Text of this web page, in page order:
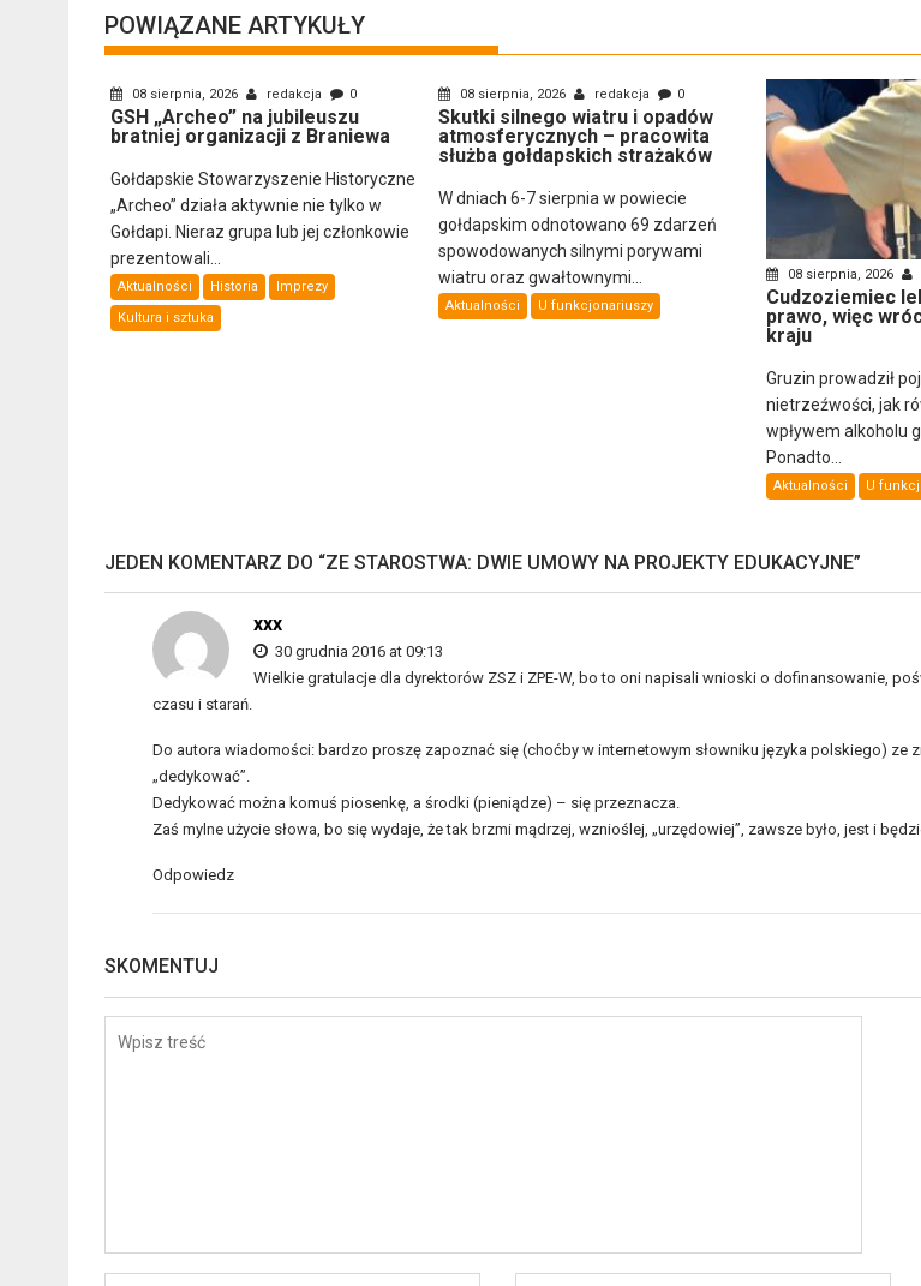
POWIĄZANE ARTYKUŁY
08 sierpnia, 2026 redakcja 0
GSH „Archeo” na jubileuszu
bratniej organizacji z Braniewa
Gołdapskie Stowarzyszenie Historyczne
„Archeo” działa aktywnie nie tylko w
Gołdapi. Nieraz grupa lub jej członkowie
prezentowali...
Aktualności Historia
Imprezy
Kultura i sztuka
08 sierpnia, 2026 redakcja 0
Skutki silnego wiatru i opadów
atmosferycznych – pracowita
służba gołdapskich strażaków
W dniach 6-7 sierpnia w powiecie
gołdapskim odnotowano 69 zdarzeń
spowodowanych silnymi porywami
wiatru oraz gwałtownymi...
Aktualności U funkcjonariuszy
08 sierpnia, 2026
Cudzoziemiec
prawo, więc
kraju
Gruzin prowadził
nietrzeźwości, jak
wpływem alkoholu
Ponadto...
Aktualności U
JEDEN KOMENTARZ DO “ZE STAROSTWA: DWIE UMOWY NA PROJEKTY EDUKACYJNE”
xxx
30 grudnia 2016 at 09:13
Wielkie gratulacje dla dyrektorów ZSZ i ZPE-W, bo to oni napisali wnioski o dofinansowanie,
czasu i starań.
Do autora wiadomości: bardzo proszę zapoznać się (choćby w internetowym słowniku języka polskiego) ze
„dedykować”.
Dedykować można komuś piosenkę, a środki (pieniądze) – się przeznacza.
Zaś mylne użycie słowa, bo się wydaje, że tak brzmi mądrzej, wznioślej, „urzędowiej”, zawsze było, jest i
Odpowiedz
SKOMENTUJ